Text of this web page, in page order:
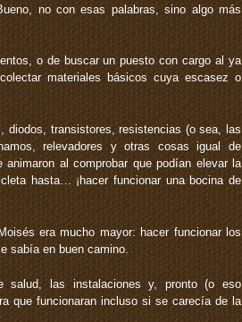
no con esas palabras, sino algo más
o de buscar un puesto con cargo al ya
materiales básicos cuya escasez o
diodos, transistores, resistencias (o sea, las
relevadores y otras cosas igual de
al comprobar que podían elevar la
hasta… ¡hacer funcionar una bocina de
era mucho mayor: hacer funcionar los
sabía en buen camino.
salud, las instalaciones y, pronto (o eso
que funcionaran incluso si se carecía de la